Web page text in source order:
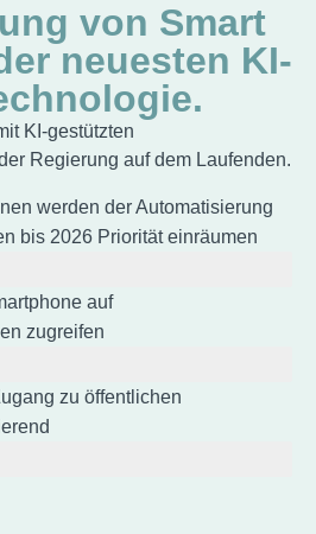
von Smart
neuesten KI-
KI-gestützten
Regierung auf dem Laufenden.
werden der Automatisierung
bis 2026 Priorität einräumen
auf
zugreifen
zu öffentlichen